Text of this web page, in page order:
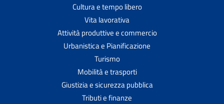
Cultura e tempo libero
Vita lavorativa
Attività produttive e commercio
Urbanistica e Pianificazione
Turismo
Mobilità e trasporti
Giustizia e sicurezza pubblica
Tributi e finanze